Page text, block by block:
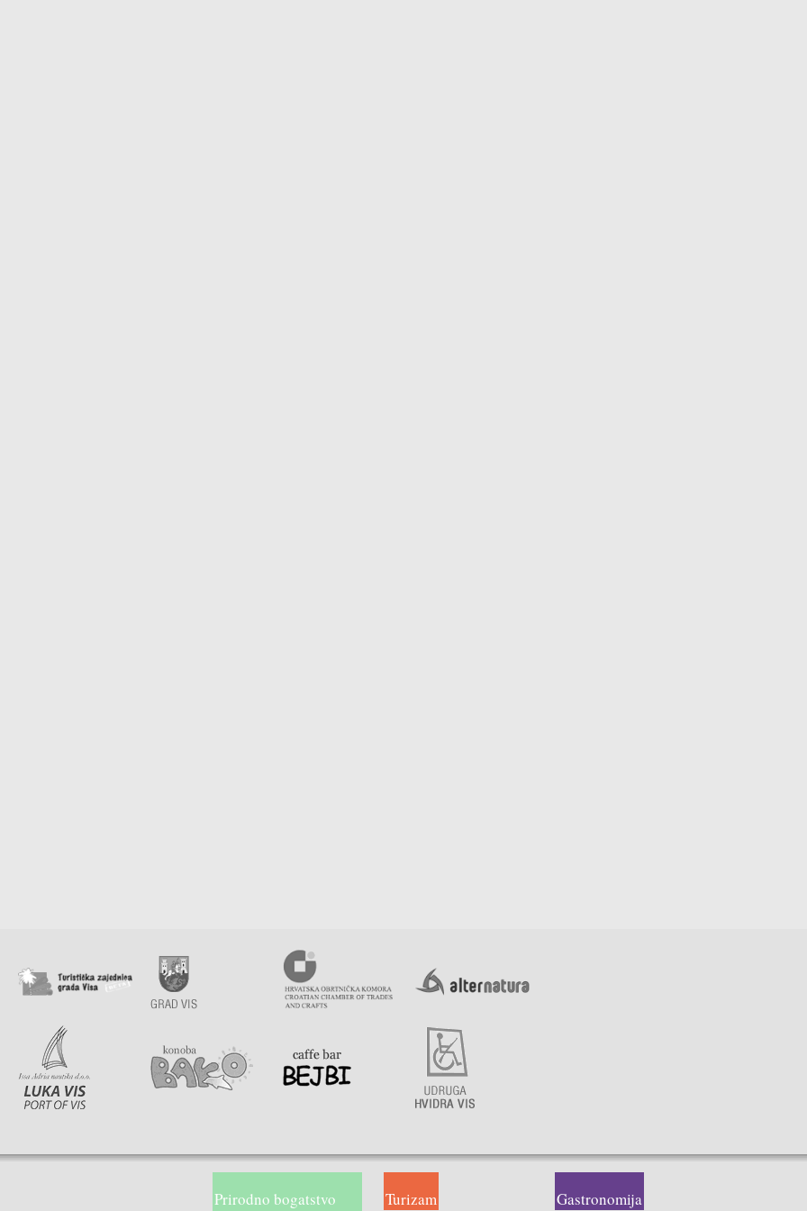
Prirodno bogatstvo
Turizam Gastronomija